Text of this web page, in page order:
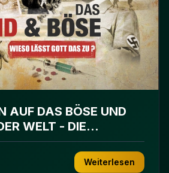
AUF DAS BÖSE UND
WELT - DIE
GOTTES IM ISLAM
Weiterlesen